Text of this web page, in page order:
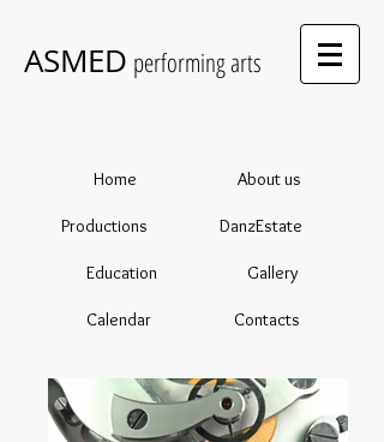
ASMED performing arts
Home
Productions
Education
Calendar
About us
DanzEstate
Gallery
Contacts